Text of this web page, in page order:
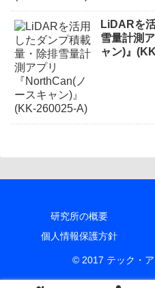
LiDARを
雪量計測
ャン)』
研究所の概要
個人情報保護方針
© 2017 テック・